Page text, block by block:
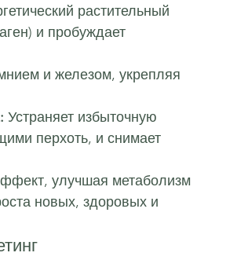
растительный
и пробуждает
и железом, укрепляя
Устраняет избыточную
перхоть, и снимает
улучшая метаболизм
новых, здоровых и